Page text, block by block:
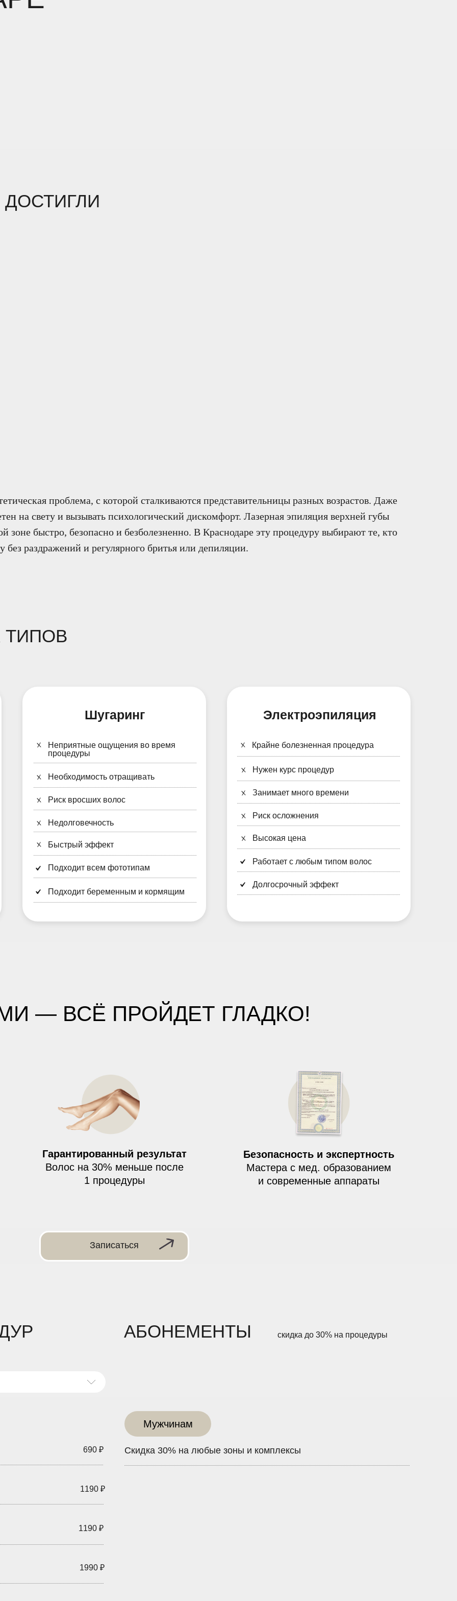
проблема, с которой сталкиваются представительницы разных возрастов. Даже
на свету и вызывать психологический дискомфорт. Лазерная эпиляция верхней губы
зоне быстро, безопасно и безболезненно. В Краснодаре эту процедуру выбирают те, кто
раздражений и регулярного бритья или депиляции.
Электроэпиляция
Долгосрочный эффект
Работает с любым типом волос
Высокая цена
Риск осложнения
Занимает много времени
Нужен курс процедур
Крайне болезненная процедура
Шугаринг
Подходит беременным и кормящим
Подходит всем фототипам
Быстрый эффект
Недолговечность
Риск вросших волос
Необходимость отращивать
Неприятные ощущения во время
процедуры
ТИПОВ
— ВСЁ ПРОЙДЕТ ГЛАДКО!
Гарантированный результат
Волос на 30% меньше после
1 процедуры
Безопасность и экспертность
Мастера с мед. образованием
и современные аппараты
Записаться
АБОНЕМЕНТЫ скидка до 30% на процедуры
Мужчинам
Скидка 30% на любые зоны и комплексы
1990 ₽
1190 ₽
1190 ₽
690 ₽